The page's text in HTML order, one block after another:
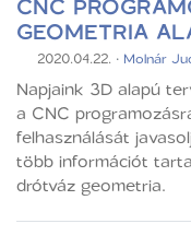
GEOMETRIA
2020.04.22. · Molnár
Napjaink 3D alapú
a CNC
felhasználását
több információt
drótváz geometria.